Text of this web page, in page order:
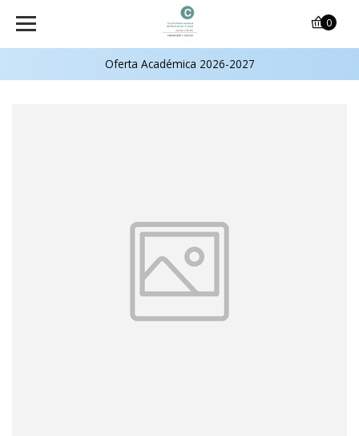
Oferta Académica 2026-2027
0